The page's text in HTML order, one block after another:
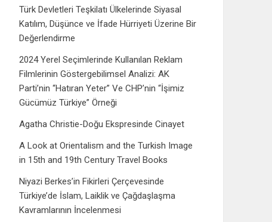
Türk Devletleri Teşkilatı Ülkelerinde Siyasal
Katılım, Düşünce ve İfade Hürriyeti Üzerine Bir
Değerlendirme
2024 Yerel Seçimlerinde Kullanılan Reklam
Filmlerinin Göstergebilimsel Analizi: AK
Parti’nin “Hatıran Yeter” Ve CHP’nin “İşimiz
Gücümüz Türkiye” Örneği
Agatha Christie-Doğu Ekspresinde Cinayet
A Look at Orientalism and the Turkish Image
in 15th and 19th Century Travel Books
Niyazi Berkes’in Fikirleri Çerçevesinde
Türkiye’de İslam, Laiklik ve Çağdaşlaşma
Kavramlarının İncelenmesi